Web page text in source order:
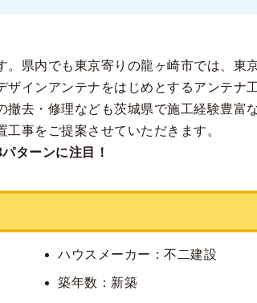
県内でも東京寄りの龍ヶ崎市では、東
インアンテナをはじめとするアンテナ
去・修理なども茨城県で施工経験豊富
事をご提案させていただきます。
ターンに注目！
ハウスメーカー：不二建設
築年数：新築